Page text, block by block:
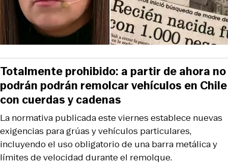
La normativa publicada este viernes establece nuevas
exigencias para grúas y vehículos particulares,
incluyendo el uso obligatorio de una barra metálica y
límites de velocidad durante el remolque.
Totalmente prohibido: a partir de ahora no
podrán podrán remolcar vehículos en Chile
con cuerdas y cadenas